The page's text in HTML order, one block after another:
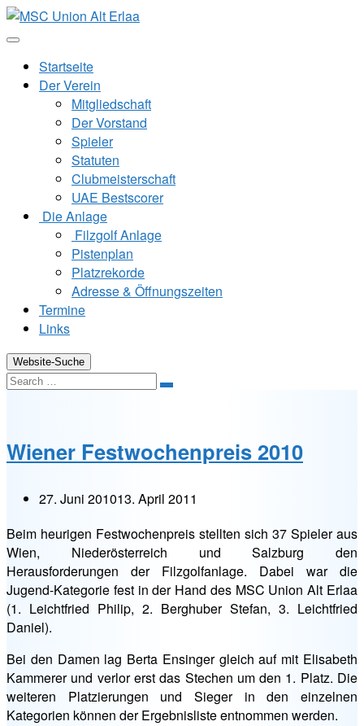
Zum
Inhalt
Startseite
Der Verein
Mitgliedschaft
Der Vorstand
Spieler
Statuten
Clubmeisterschaft
UAE Bestscorer
Die Anlage
Filzgolf Anlage
Pistenplan
Platzrekorde
Adresse & Öffnungszeiten
Termine
Links
Website-Suche
Search
Wiener Festwochenpreis 2010
27. Juni 201013. April 2011
Beim heurigen Festwochenpreis stellten sich 37 Spieler aus
Wien, Niederösterreich und Salzburg den
Herausforderungen der Filzgolfanlage. Dabei war die
Jugend-Kategorie fest in der Hand des MSC Union Alt Erlaa
(1. Leichtfried Philip, 2. Berghuber Stefan, 3. Leichtfried
Daniel).
Bei den Damen lag Berta Ensinger gleich auf mit Elisabeth
Kammerer und verlor erst das Stechen um den 1. Platz. Die
weiteren Platzierungen und Sieger in den einzelnen
Kategorien können der Ergebnisliste entnommen werden.